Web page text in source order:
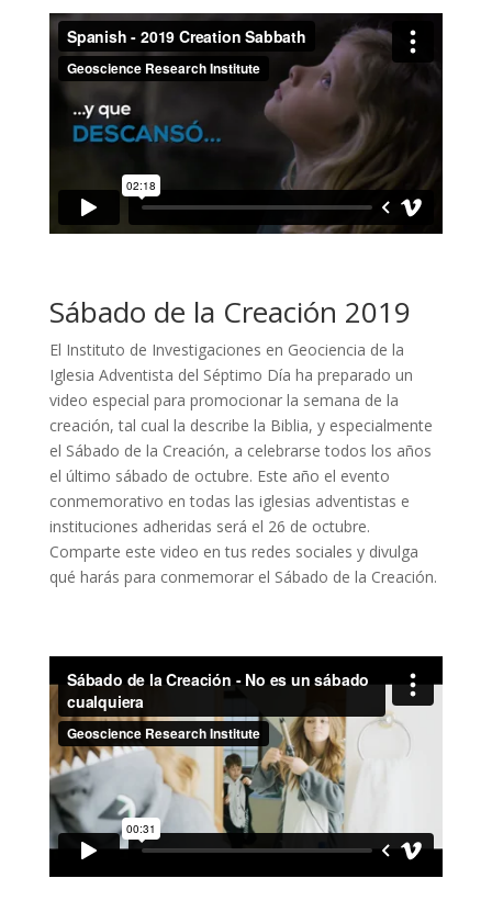
Sábado de la Creación 2019
El Instituto de Investigaciones en Geociencia de la
Iglesia Adventista del Séptimo Día ha preparado un
video especial para promocionar la semana de la
creación, tal cual la describe la Biblia, y especialmente
el Sábado de la Creación, a celebrarse todos los años
el último sábado de octubre. Este año el evento
conmemorativo en todas las iglesias adventistas e
instituciones adheridas será el 26 de octubre.
Comparte este video en tus redes sociales y divulga
qué harás para conmemorar el Sábado de la Creación.